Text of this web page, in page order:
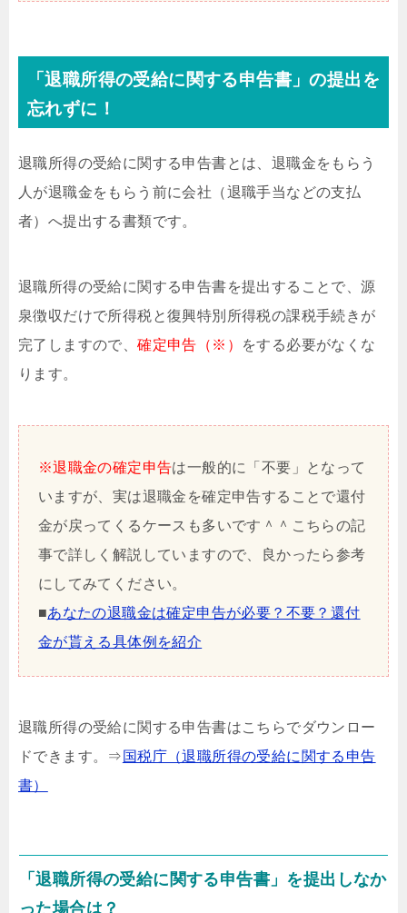
「退職所得の受給に関する申告書」の提出を
忘れずに！
退職所得の受給に関する申告書とは、退職金をもらう
人が退職金をもらう前に会社（退職手当などの支払
者）へ提出する書類です。
退職所得の受給に関する申告書を提出することで、源
泉徴収だけで所得税と復興特別所得税の課税手続きが
完了しますので、確定申告（※）
をする必要がなくな
ります。
※退職金の確定申告は一般的に「不要」となって
いますが、実は退職金を確定申告することで還付
金が戻ってくるケースも多いです＾＾こちらの記
事で詳しく解説していますので、良かったら参考
にしてみてください。
■あなたの退職金は確定申告が必要？不要？還付
金が貰える具体例を紹介
退職所得の受給に関する申告書はこちらでダウンロー
ドできます。⇒ 国税庁（退職所得の受給に関する申告
書）
「退職所得の受給に関する申告書」を提出しなか
った場合は？